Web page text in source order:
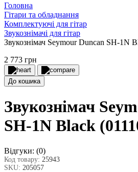
Головна
Гітари та обладнання
Комплектуючі для гітар
Звукознімачі для гітар
Звукознімач Seymour Duncan SH-1N
2 773 грн
До кошика
Звукознімач
SH-1N Black
Відгуки: (0)
Код товару: 25943
SKU: 205057